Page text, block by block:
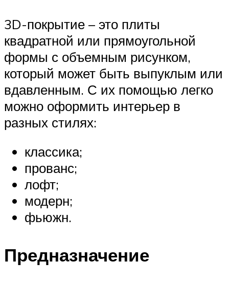
3D-покрытие – это плиты
квадратной или прямоугольной
формы с объемным рисунком,
который может быть выпуклым или
вдавленным. С их помощью легко
можно оформить интерьер в
разных стилях:
классика;
прованс;
лофт;
модерн;
фьюжн.
Предназначение